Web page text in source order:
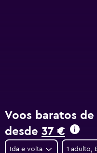
Voos baratos
desde 37 €
Ida e volta 1 adulto,